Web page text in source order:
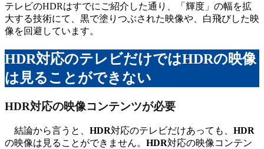
テレビのHDRはすでにご紹介した通り、「輝度」の幅を拡
大する技術にて、黒で塗りつぶされた映像や、白飛びした映
像を回避しています。
HDR対応のテレビだけではHDRの映像
は見ることができない
HDR対応の映像コンテンツが必要
結論から言うと、 HDR対応のテレビだけあっても、 HDR
の映像は見ることができません。 HDR対応の映像コンテン